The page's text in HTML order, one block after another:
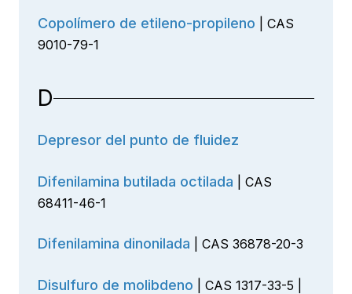
Copolímero de etileno-propileno | CAS
9010-79-1
D
Depresor del punto de fluidez
Difenilamina butilada octilada | CAS
68411-46-1
Difenilamina dinonilada | CAS 36878-20-3
Disulfuro de molibdeno | CAS 1317-33-5 |